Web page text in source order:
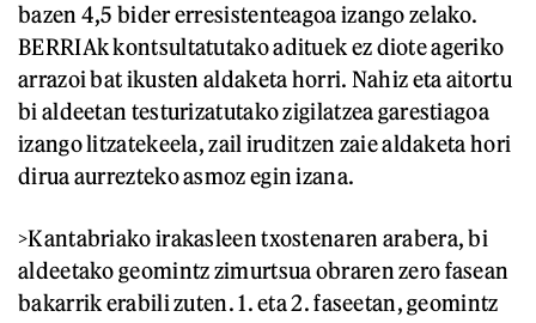
bazen 4,5 bider erresistenteagoa izango zelako.
BERRIAk kontsultatutako adituek ez diote ageriko
arrazoi bat ikusten aldaketa horri. Nahiz eta aitortu
bi aldeetan testurizatutako zigilatzea garestiagoa
izango litzatekeela, zail iruditzen zaie aldaketa hori
dirua aurrezteko asmoz egin izana.
>Kantabriako irakasleen txostenaren arabera, bi
aldeetako geomintz zimurtsua obraren zero fasean
bakarrik erabili zuten. 1. eta 2. faseetan, geomintz